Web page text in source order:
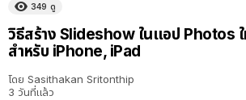
349 ดู
วิธีสร้าง Slideshow ในแอป Photos ใ
สำหรับ iPhone, iPad
โดย Sasithakan Sritonthip
3 วันที่แล้ว